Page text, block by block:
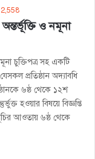
2,558
ও নমূনা
চুক্তিপত্র সহ একটি
প্রতিষ্ঠান অদ্যাবধি
৬ষ্ঠ থেকে ১২শ
হওয়ার বিষয়ে বিজ্ঞপ্তি
আওতায় ৬ষ্ঠ থেকে